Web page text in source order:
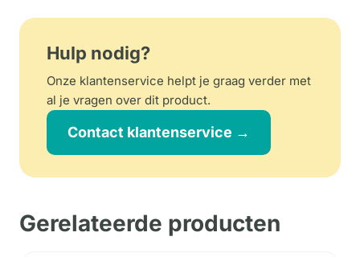
Hulp nodig?
Onze klantenservice helpt je graag verder met
al je vragen over dit product.
Contact klantenservice →
Gerelateerde producten